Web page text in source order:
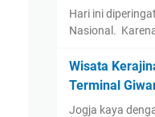
Hari ini
Nasional.
Wisata
Terminal
Jogja kaya